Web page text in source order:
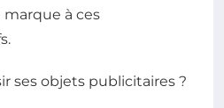
à ces
ses objets publicitaires ?